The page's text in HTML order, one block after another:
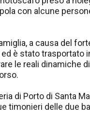
con alcune
a causa del
è stato trasportato
le reali dinamiche
di Porto di Santa
timonieri delle due